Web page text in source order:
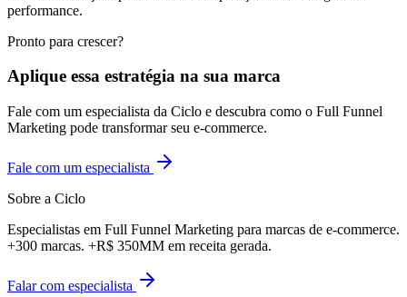
performance.
Pronto para crescer?
Aplique essa estratégia na sua marca
Fale com um especialista da Ciclo e descubra como o Full Funnel
Marketing pode transformar seu e-commerce.
Fale com um especialista
Sobre a Ciclo
Especialistas em Full Funnel Marketing para marcas de e-commerce.
+300 marcas. +R$ 350MM em receita gerada.
Falar com especialista